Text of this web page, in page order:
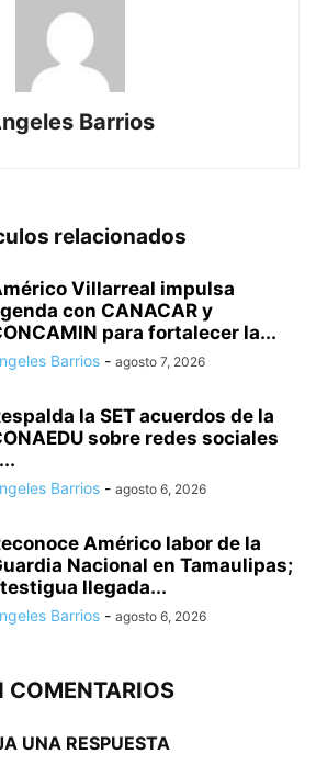
Barrios
relacionados
Villarreal impulsa
con CANACAR y
para fortalecer la...
Barrios - agosto 7, 2026
la SET acuerdos de la
sobre redes sociales
Barrios - agosto 6, 2026
Américo labor de la
Nacional en Tamaulipas;
llegada...
Barrios - agosto 6, 2026
COMENTARIOS
UNA RESPUESTA